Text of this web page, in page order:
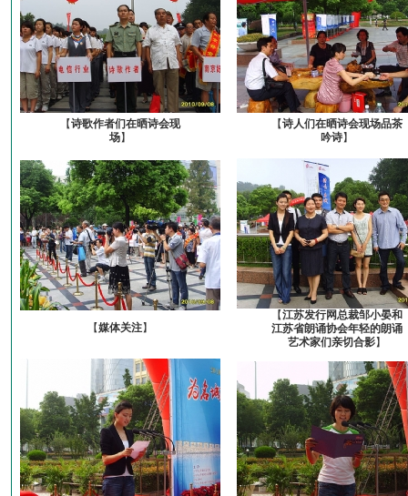
【诗歌作者们在晒诗会现
场】
【诗人们在晒诗会现场品茶
吟诗】
【媒体关注】
【江苏发行网总裁邹小晏和
江苏省朗诵协会年轻的朗诵
艺术家们亲切合影】